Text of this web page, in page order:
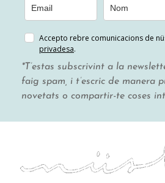
Accepto rebre comunicacions de
privadesa.
*T’estas subscrivint a la
faig spam, i t’escric de manera
novetats o compartir-te coses